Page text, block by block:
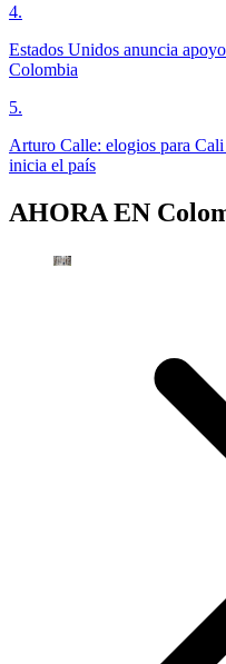
4.
Estados Unidos anuncia
Colombia
5.
Arturo Calle: elogios para
inicia el país
AHORA EN